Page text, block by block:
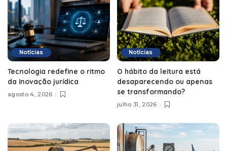
Notícias
Tecnologia redefine o ritmo
da inovação jurídica
agosto 4, 2026
Notícias
O hábito da leitura está
desaparecendo ou apenas
se transformando?
julho 31, 2026